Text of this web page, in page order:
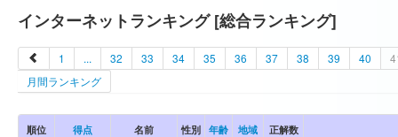
インターネットランキング [総合ランキング]
1 ... 32 33 34 35 36 37 38 39 40
月間ランキング
順位 得点 名前 性別 年齢 地域 正解数